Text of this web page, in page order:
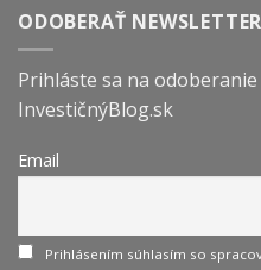
ODOBERAŤ NEWSLETTER
Prihláste sa na
InvestičnýBlog.sk
Email
Prihlásením súhlasím so